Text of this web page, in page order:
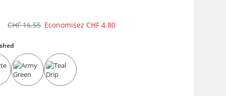
CHF 16.55 EconomisezCHF 4.80